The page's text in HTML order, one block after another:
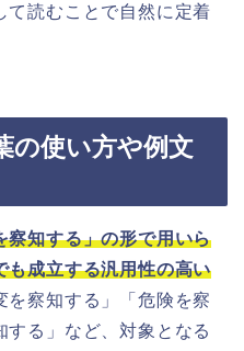
て読むことで自然に定着
の使い方や例文
察知する」の形で用いら
も成立する汎用性の高い
を察知する」「危険を察
る」など、対象となる